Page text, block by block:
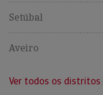
Setúbal
Aveiro
Ver todos os distritos